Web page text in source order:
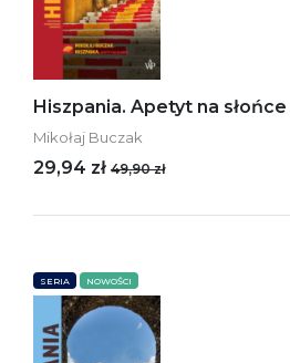
Hiszpania. Apetyt na słońce
Mikołaj Buczak
29,94 zł 49,90 zł
SERIA NOWOŚCI